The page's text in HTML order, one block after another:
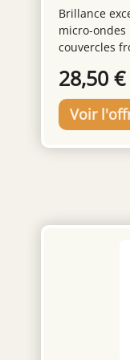
gastro fun
Brillance
micro-ondes
couvercles
28,50 €